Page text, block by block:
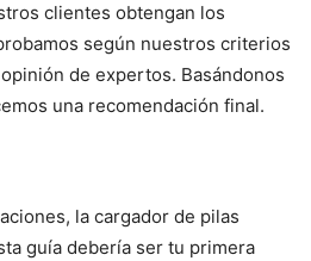
clientes obtengan los
según nuestros criterios
de expertos. Basándonos
una recomendación final.
la cargador de pilas
guía debería ser tu primera